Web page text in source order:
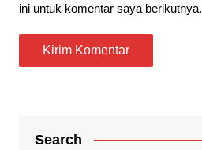
ini untuk komentar saya berikutnya.
Search